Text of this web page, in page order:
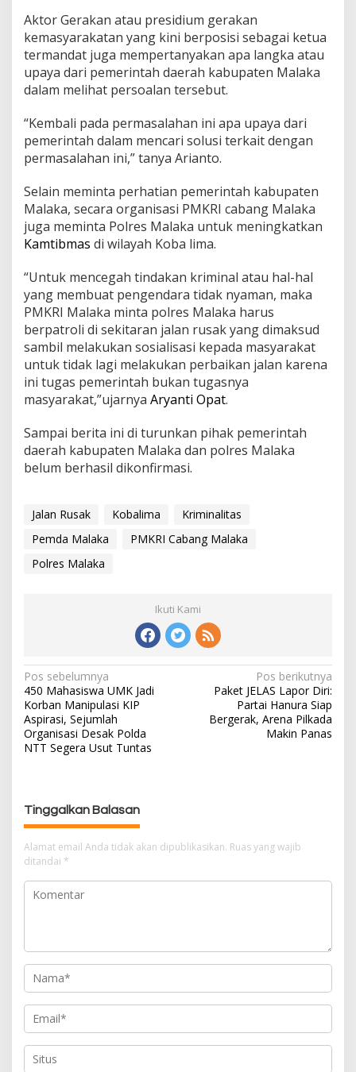
Aktor Gerakan atau presidium gerakan
kemasyarakatan yang kini berposisi sebagai ketua
termandat juga mempertanyakan apa langka atau
upaya dari pemerintah daerah kabupaten Malaka
dalam melihat persoalan tersebut.
“Kembali pada permasalahan ini apa upaya dari
pemerintah dalam mencari solusi terkait dengan
permasalahan ini,” tanya Arianto.
Selain meminta perhatian pemerintah kabupaten
Malaka, secara organisasi PMKRI cabang Malaka
juga meminta Polres Malaka untuk meningkatkan
Kamtibmas di wilayah Koba lima.
“Untuk mencegah tindakan kriminal atau hal-hal
yang membuat pengendara tidak nyaman, maka
PMKRI Malaka minta polres Malaka harus
berpatroli di sekitaran jalan rusak yang dimaksud
sambil melakukan sosialisasi kepada masyarakat
untuk tidak lagi melakukan perbaikan jalan karena
ini tugas pemerintah bukan tugasnya
masyarakat,”ujarnya Aryanti Opat.
Sampai berita ini di turunkan pihak pemerintah
daerah kabupaten Malaka dan polres Malaka
belum berhasil dikonfirmasi.
Jalan Rusak Kobalima
Kriminalitas
Pemda Malaka
PMKRI Cabang Malaka
Polres Malaka
Ikuti Kami
N
a
v
i
g
p
s
Pos sebelumnya
450 Mahasiswa UMK Jadi
Korban Manipulasi KIP
Aspirasi, Sejumlah
Organisasi Desak Polda
NTT Segera Usut Tuntas
Pos berikutnya
Paket JELAS Lapor Diri:
Partai Hanura Siap
Bergerak, Arena Pilkada
Makin Panas
Tinggalkan Balasan
Alamat email Anda tidak akan dipublikasikan. Ruas yang wajib
ditandai *